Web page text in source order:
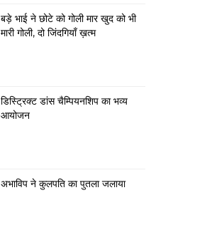
बड़े भाई ने छोटे को गोली मार खुद को भी
मारी गोली, दो जिंदगियाँ ख़त्म
डिस्ट्रिक्ट डांस चैम्पियनशिप का भव्य
आयोजन
अभाविप ने कुलपति का पुतला जलाया